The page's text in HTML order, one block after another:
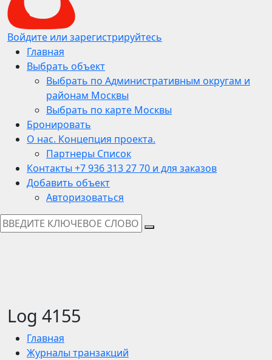
Войдите или зарегистрируйтесь
Главная
Выбрать объект
Выбрать по Административным округам и
районам Москвы
Выбрать по карте Москвы
Бронировать
О нас. Концепция проекта.
Партнеры Список
Контакты +7 936 313 27 70 и для заказов
Добавить объект
Авторизоваться
Log 4155
Главная
Журналы транзакций